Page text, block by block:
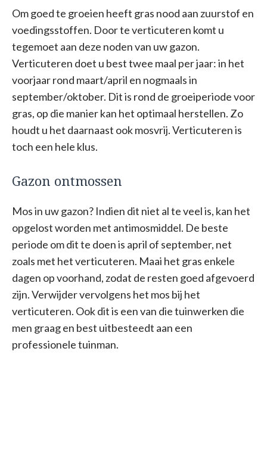
Om goed te groeien heeft gras nood aan zuurstof en
voedingsstoffen. Door te verticuteren komt u
tegemoet aan deze noden van uw gazon.
Verticuteren doet u best twee maal per jaar: in het
voorjaar rond maart/april en nogmaals in
september/oktober. Dit is rond de groeiperiode voor
gras, op die manier kan het optimaal herstellen. Zo
houdt u het daarnaast ook mosvrij. Verticuteren is
toch een hele klus.
Gazon ontmossen
Mos in uw gazon? Indien dit niet al te veel is, kan het
opgelost worden met antimosmiddel. De beste
periode om dit te doen is april of september, net
zoals met het verticuteren. Maai het gras enkele
dagen op voorhand, zodat de resten goed afgevoerd
zijn. Verwijder vervolgens het mos bij het
verticuteren. Ook dit is een van die tuinwerken die
men graag en best uitbesteedt aan een
professionele tuinman.